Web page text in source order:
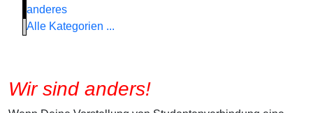
anderes
Alle Kategorien ...
Wir sind anders!